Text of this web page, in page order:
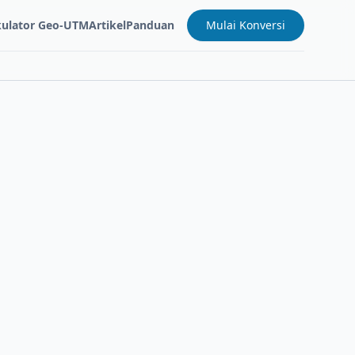
Geo-UTMArtikelPanduan Mulai Konversi